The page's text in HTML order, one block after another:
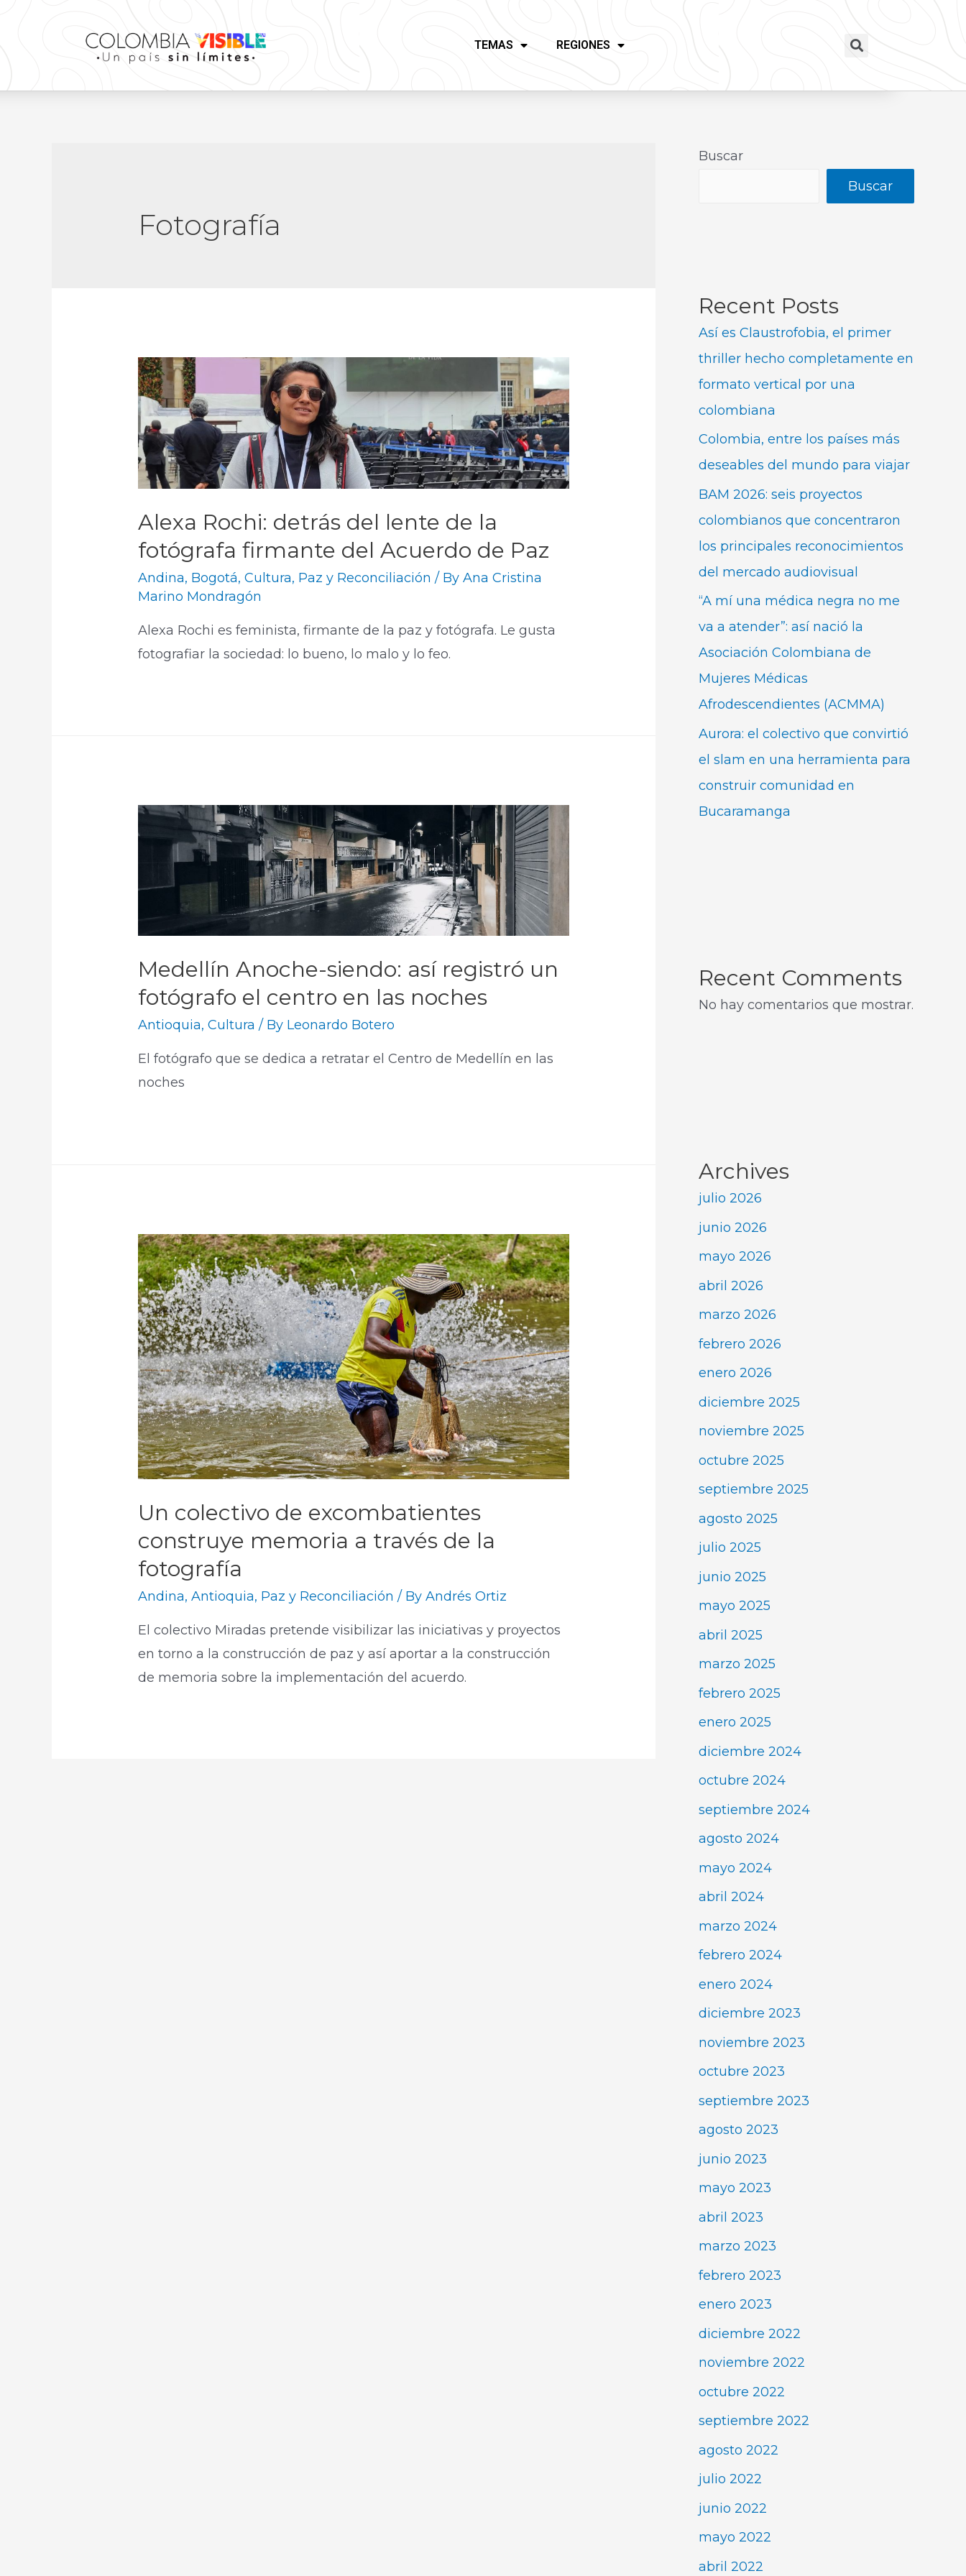
TEMAS REGIONES
Fotografía
Alexa Rochi: detrás del lente de la
fotógrafa firmante del Acuerdo de Paz
Andina, Bogotá,Cultura, Paz y Reconciliación / ByAna Cristina
Marino Mondragón
Alexa Rochi es feminista, firmante de la paz y fotógrafa. Le gusta
fotografiar la sociedad: lo bueno, lo malo y lo feo.​
Medellín Anoche-siendo: así registró un
fotógrafo el centro en las noches
Antioquia,Cultura / By Leonardo Botero
El fotógrafo que se dedica a retratar el Centro de Medellín en las
noches
Un colectivo de excombatientes
construye memoria a través de la
fotografía
Andina,Antioquia, Paz y Reconciliación / ByAndrés Ortiz
El colectivo Miradas pretende visibilizar las iniciativas y proyectos
en torno a la construcción de paz y así aportar a la construcción
de memoria sobre la implementación del acuerdo.
Buscar
Buscar
Recent Posts
Así es Claustrofobia, el primer
thriller hecho completamente en
formato vertical por una
colombiana
Colombia, entre los países más
deseables del mundo para viajar
BAM 2026: seis proyectos
colombianos que concentraron
los principales reconocimientos
del mercado audiovisual
“A mí una médica negra no me
va a atender”: así nació la
Asociación Colombiana de
Mujeres Médicas
Afrodescendientes (ACMMA)
Aurora: el colectivo que convirtió
el slam en una herramienta para
construir comunidad en
Bucaramanga
Recent Comments
No hay comentarios que mostrar.
Archives
julio 2026
junio 2026
mayo 2026
abril 2026
marzo 2026
febrero 2026
enero 2026
diciembre 2025
noviembre 2025
octubre 2025
septiembre 2025
agosto 2025
julio 2025
junio 2025
mayo 2025
abril 2025
marzo 2025
febrero 2025
enero 2025
diciembre 2024
octubre 2024
septiembre 2024
agosto 2024
mayo 2024
abril 2024
marzo 2024
febrero 2024
enero 2024
diciembre 2023
noviembre 2023
octubre 2023
septiembre 2023
agosto 2023
junio 2023
mayo 2023
abril 2023
marzo 2023
febrero 2023
enero 2023
diciembre 2022
noviembre 2022
octubre 2022
septiembre 2022
agosto 2022
julio 2022
junio 2022
mayo 2022
abril 2022